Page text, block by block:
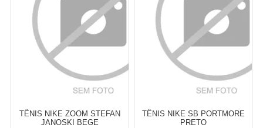
COMPRAR COMPRAR
TÊNIS NIKE ZOOM STEFAN
JANOSKI BEGE
TÊNIS NIKE SB PORTMORE
PRETO